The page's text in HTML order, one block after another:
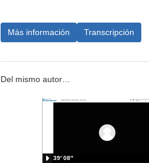
Más información Transcripción
Del mismo autor…
39′ 08″